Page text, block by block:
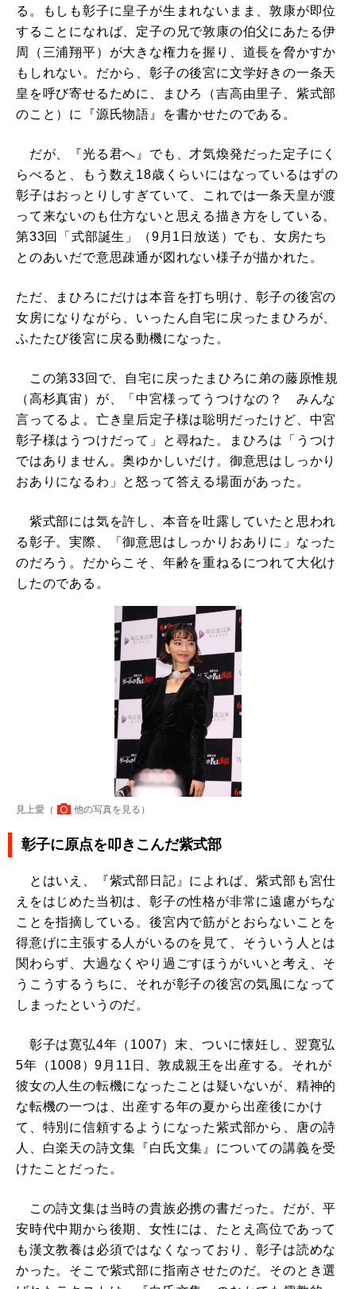
る。もしも彰子に皇子が生まれないまま、敦康が即位
することになれば、定子の兄で敦康の伯父にあたる伊
周（三浦翔平）が大きな権力を握り、道長を脅かすか
もしれない。だから、彰子の後宮に文学好きの一条天
皇を呼び寄せるために、まひろ（吉高由里子、紫式部
のこと）に『源氏物語』を書かせたのである。
だが、『光る君へ』でも、才気煥発だった定子にく
らべると、もう数え18歳くらいにはなっているはずの
彰子はおっとりしすぎていて、これでは一条天皇が渡
って来ないのも仕方ないと思える描き方をしている。
第33回「式部誕生」（9月1日放送）でも、女房たち
とのあいだで意思疎通が図れない様子が描かれた。
ただ、まひろにだけは本音を打ち明け、彰子の後宮の
女房になりながら、いったん自宅に戻ったまひろが、
ふたたび後宮に戻る動機になった。
この第33回で、自宅に戻ったまひろに弟の藤原惟規
（高杉真宙）が、「中宮様ってうつけなの？ みんな
言ってるよ。亡き皇后定子様は聡明だったけど、中宮
彰子様はうつけだって」と尋ねた。まひろは「うつけ
ではありません。奥ゆかしいだけ。御意思はしっかり
おありになるわ」と怒って答える場面があった。
紫式部には気を許し、本音を吐露していたと思われ
る彰子。実際、「御意思はしっかりおありに」なった
のだろう。だからこそ、年齢を重ねるにつれて大化け
したのである。
見上愛（ 他の写真を見る ）
彰子に原点を叩きこんだ紫式部
とはいえ、『紫式部日記』によれば、紫式部も宮仕
えをはじめた当初は、彰子の性格が非常に遠慮がちな
ことを指摘している。後宮内で筋がとおらないことを
得意げに主張する人がいるのを見て、そういう人とは
関わらず、大過なくやり過ごすほうがいいと考え、そ
うこうするうちに、それが彰子の後宮の気風になって
しまったというのだ。
彰子は寛弘4年（1007）末、ついに懐妊し、翌寛弘
5年（1008）9月11日、敦成親王を出産する。それが
彼女の人生の転機になったことは疑いないが、精神的
な転機の一つは、出産する年の夏から出産後にかけ
て、特別に信頼するようになった紫式部から、唐の詩
人、白楽天の詩文集『白氏文集』についての講義を受
けたことだった。
この詩文集は当時の貴族必携の書だった。だが、平
安時代中期から後期、女性には、たとえ高位であって
も漢文教養は必須ではなくなっており、彰子は読めな
かった。そこで紫式部に指南させたのだ。そのとき選